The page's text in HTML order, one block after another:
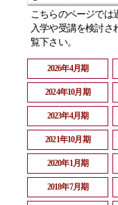
こちらのページでは
入学や受講を検討さ
覧下さい。
2026年4月期
2024年10月期
2023年4月期
2021年10月期
2020年1月期
2018年7月期